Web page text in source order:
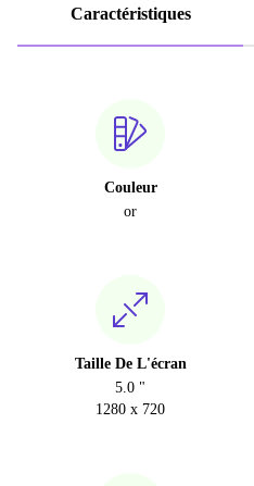
Caractéristiques
Couleur
or
Taille De L'écran
5.0 "
1280 x 720